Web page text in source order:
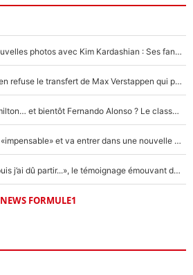
Lewis Hamilton poste de nouvelles photos avec Kim Kardashian : Ses fans le voient déjà redevenir champion du monde de F1 grâce à elle !
F1 - Une légende de McLaren refuse le transfert de Max Verstappen qui pourrait «faire des vagues» et plomber l'ambiance dans l'équipe
Max Verstappen, Lewis Hamilton… et bientôt Fernando Alonso ? Le classement des pilotes les mieux payés en Formule 1 risque de changer !
F1 - Alpine signe un accord «impensable» et va entrer dans une nouvelle dimension : Grande nouvelle pour Pierre Gasly !
F1 : « Je lui ai fait un câlin, puis j’ai dû partir...», le témoignage émouvant de Max Verstappen sur sa fille
NEWS FORMULE1